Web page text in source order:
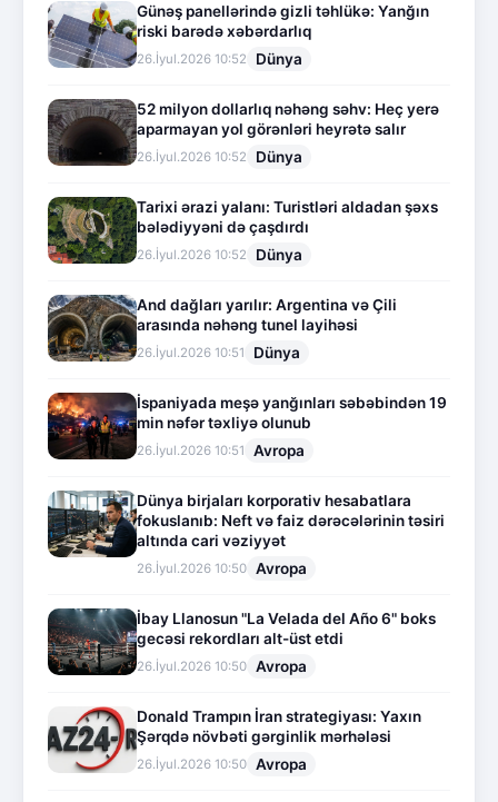
Günəş panellərində gizli təhlükə: Yanğın
riski barədə xəbərdarlıq
26.İyul.2026 10:52 Dünya
52 milyon dollarlıq nəhəng səhv: Heç yerə
aparmayan yol görənləri heyrətə salır
26.İyul.2026 10:52 Dünya
Tarixi ərazi yalanı: Turistləri aldadan şəxs
bələdiyyəni də çaşdırdı
26.İyul.2026 10:52 Dünya
And dağları yarılır: Argentina və Çili
arasında nəhəng tunel layihəsi
26.İyul.2026 10:51 Dünya
İspaniyada meşə yanğınları səbəbindən 19
min nəfər təxliyə olunub
26.İyul.2026 10:51 Avropa
Dünya birjaları korporativ hesabatlara
fokuslanıb: Neft və faiz dərəcələrinin təsiri
altında cari vəziyyət
26.İyul.2026 10:50 Avropa
İbay Llanosun "La Velada del Año 6" boks
gecəsi rekordları alt-üst etdi
26.İyul.2026 10:50 Avropa
Donald Trampın İran strategiyası: Yaxın
Şərqdə növbəti gərginlik mərhələsi
26.İyul.2026 10:50 Avropa